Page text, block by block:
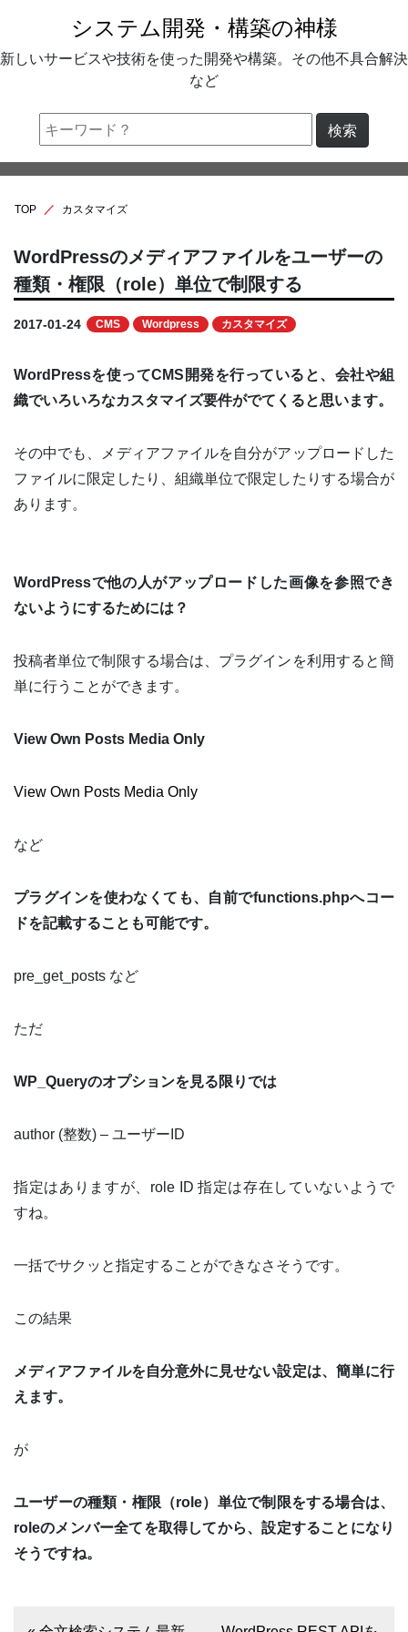
システム開発・構築の神様
新しいサービスや技術を使った開発や構築。その他不具合解決
など
検索
TOP カスタマイズ
WordPressのメディアファイルをユーザーの
種類・権限（role）単位で制限する
2017-01-24 CMS Wordpress カスタマイズ
WordPressを使ってCMS開発を行っていると、会社や組
織でいろいろなカスタマイズ要件がでてくると思います。
その中でも、メディアファイルを自分がアップロードした
ファイルに限定したり、組織単位で限定したりする場合が
あります。
WordPressで他の人がアップロードした画像を参照でき
ないようにするためには？
投稿者単位で制限する場合は、プラグインを利用すると簡
単に行うことができます。
View Own Posts Media Only
View Own Posts Media Only
など
プラグインを使わなくても、自前でfunctions.phpへコー
ドを記載することも可能です。
pre_get_posts など
ただ
WP_Queryのオプションを見る限りでは
author (整数) – ユーザーID
指定はありますが、role ID 指定は存在していないようで
すね。
一括でサクッと指定することができなさそうです。
この結果
メディアファイルを自分意外に見せない設定は、簡単に行
えます。
が
ユーザーの種類・権限（role）単位で制限をする場合は、
roleのメンバー全てを取得してから、設定することになり
そうですね。